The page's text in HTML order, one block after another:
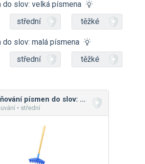
do slov: velká písmena
střední těžké
slov: malá písmena
střední těžké
Doplňování písmen do slov: velká písmena
• střední